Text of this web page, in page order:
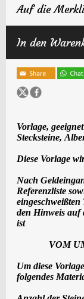
Auf die
In den
Vorlage,
Stecksteine,
Diese Vorlage
Nach
Referenzliste
eingeschweißten
den Hinweis auf
ist
VOM
Um diese
folgendes